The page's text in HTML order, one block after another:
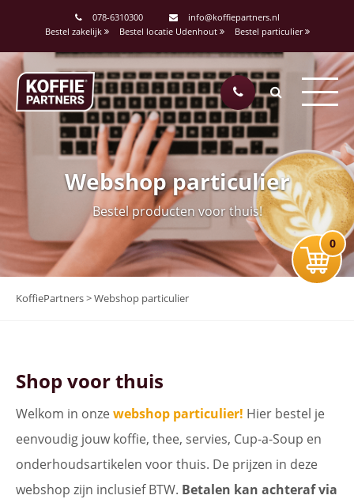
078-6310300
info@koffiepartners.nl
Bestel zakelijk
Bestel locatie Udenhout Bestel particulier
Webshop particulier
Bestel producten voor thuis!
0
KoffiePartners>Webshop particulier
Shop voor thuis
Welkom in onze webshop particulier! Hier bestel je
eenvoudig jouw koffie, thee, servies, Cup-a-Soup en
onderhoudsartikelen voor thuis. De prijzen in deze
webshop zijn inclusief BTW. Betalen kan achteraf via